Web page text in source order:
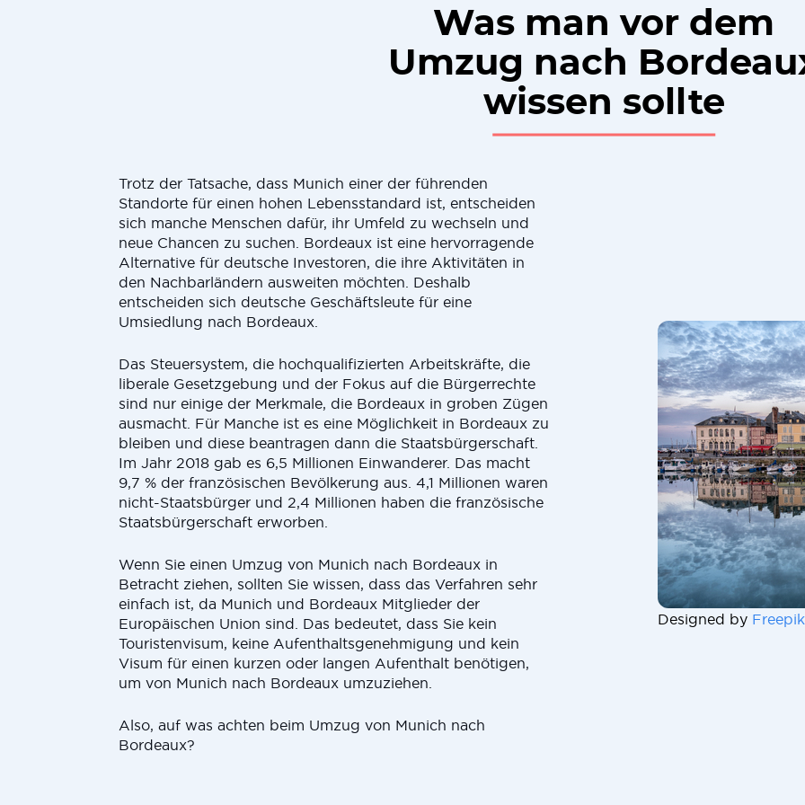
Was man vor dem
Umzug nach
wissen sollte
Trotz der Tatsache, dass Munich einer der führenden
Standorte für einen hohen Lebensstandard ist, entscheiden
sich manche Menschen dafür, ihr Umfeld zu wechseln und
neue Chancen zu suchen. Bordeaux ist eine hervorragende
Alternative für deutsche Investoren, die ihre Aktivitäten in
den Nachbarländern ausweiten möchten. Deshalb
entscheiden sich deutsche Geschäftsleute für eine
Umsiedlung nach Bordeaux.
Das Steuersystem, die hochqualifizierten Arbeitskräfte, die
liberale Gesetzgebung und der Fokus auf die Bürgerrechte
sind nur einige der Merkmale, die Bordeaux in groben Zügen
ausmacht. Für Manche ist es eine Möglichkeit in Bordeaux zu
bleiben und diese beantragen dann die Staatsbürgerschaft.
Im Jahr 2018 gab es 6,5 Millionen Einwanderer. Das macht
9,7 % der französischen Bevölkerung aus. 4,1 Millionen waren
nicht-Staatsbürger und 2,4 Millionen haben die französische
Staatsbürgerschaft erworben.
Wenn Sie einen Umzug von Munich nach Bordeaux in
Betracht ziehen, sollten Sie wissen, dass das Verfahren sehr
einfach ist, da Munich und Bordeaux Mitglieder der
Europäischen Union sind. Das bedeutet, dass Sie kein
Touristenvisum, keine Aufenthaltsgenehmigung und kein
Visum für einen kurzen oder langen Aufenthalt benötigen,
um von Munich nach Bordeaux umzuziehen.
Also, auf was achten beim Umzug von Munich nach
Bordeaux?
Designed by Freepik